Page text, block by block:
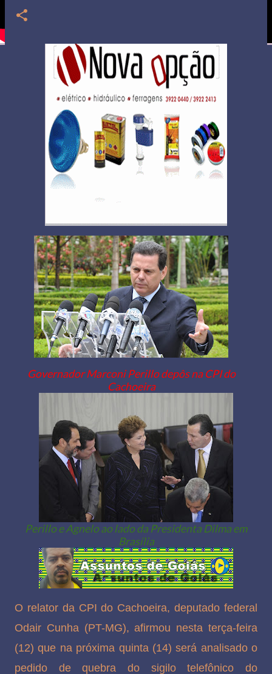
Governador Marconi Perillo depôs na CPI do
Cachoeira
Perillo e Agnelo ao lado da Presidenta Dilma em
Brasília
O relator da CPI do Cachoeira, deputado federal
Odair Cunha (PT-MG), afirmou nesta terça-feira
(12) que na próxima quinta (14) será analisado o
pedido de quebra do sigilo telefônico do